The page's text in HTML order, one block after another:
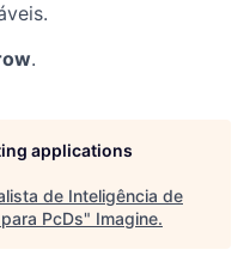
.
applications
de Inteligência de
PcDs" Imagine.